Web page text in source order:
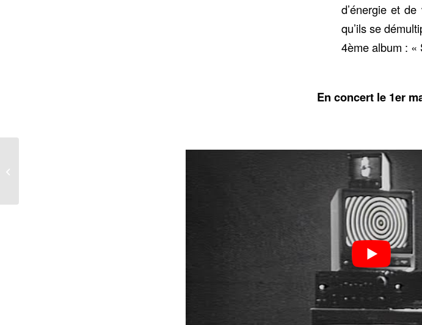
d’énergie et
qu’ils se
4ème album : «
En concert le 1er